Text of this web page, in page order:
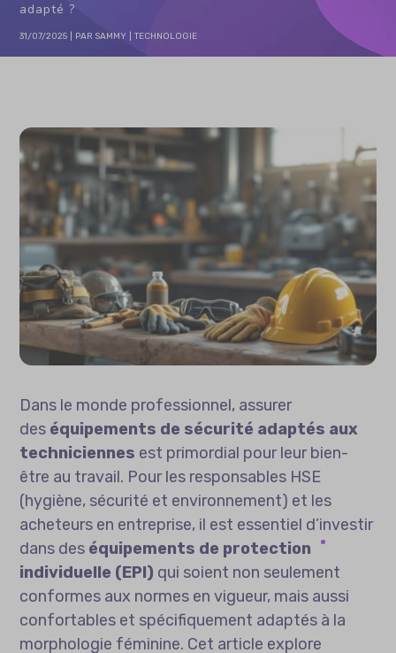
adapté ?
31/07/2025 PAR SAMMY TECHNOLOGIE
Dans le monde professionnel, assurer
des équipements de sécurité adaptés aux
techniciennes est primordial pour leur bien-
être au travail. Pour les responsables HSE
(hygiène, sécurité et environnement) et les
acheteurs en entreprise, il est essentiel d’investir
dans des équipements de protection
individuelle (EPI) qui soient non seulement
conformes aux normes en vigueur, mais aussi
confortables et spécifiquement adaptés à la
morphologie féminine. Cet article explore